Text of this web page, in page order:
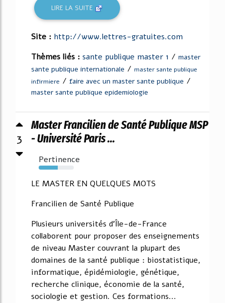
LIRE LA SUITE
Site : http://www.lettres-gratuites.com
Thèmes liés : sante publique master 1 / master
sante publique internationale / master sante publique
infirmiere / faire avec un master sante publique /
master sante publique epidemiologie
3
Master Francilien de Santé Publique MSP
- Université Paris ...
Pertinence
54%
LE MASTER EN QUELQUES MOTS
Francilien de Santé Publique
Plusieurs universités d'Île-de-France
collaborent pour proposer des enseignements
de niveau Master couvrant la plupart des
domaines de la santé publique : biostatistique,
informatique, épidémiologie, génétique,
recherche clinique, économie de la santé,
sociologie et gestion. Ces formations...